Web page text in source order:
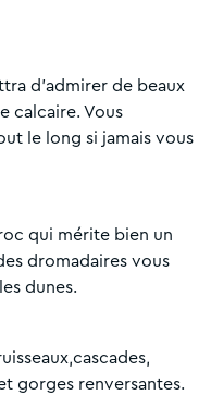
d'admirer de beaux
calcaire. Vous
le long si jamais vous
qui mérite bien un
dromadaires vous
dunes.
gorges renversantes.